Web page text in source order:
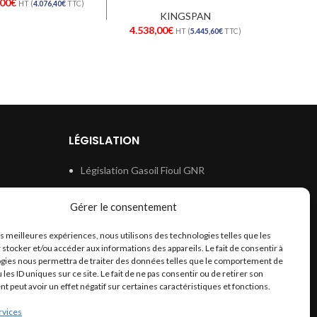
Gérer le consentement
meilleures expériences, nous utilisons des technologies telles que les
et/ou accéder aux informations des appareils. Le fait de consentir à
nous permettra de traiter des données telles que le comportement de
les ID uniques sur ce site. Le fait de ne pas consentir ou de retirer son
peut avoir un effet négatif sur certaines caractéristiques et fonctions.
HT (4.076,40€TTC)
KINGSPAN
4.538,00€ HT (5.445,60€TTC)
LÉGISLATION
Législation Gasoil Fioul GNR
Législation Eau
Législation Lubrifiant
Législation Phytosanitaire